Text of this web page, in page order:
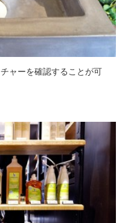
ャーを確認することが可